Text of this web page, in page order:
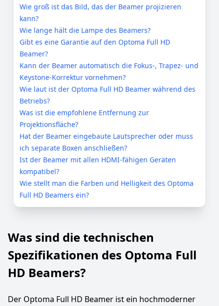
Wie groß ist das Bild, das der Beamer projizieren
kann?
Wie lange hält die Lampe des Beamers?
Gibt es eine Garantie auf den Optoma Full HD
Beamer?
Kann der Beamer automatisch die Fokus-, Trapez- und
Keystone-Korrektur vornehmen?
Wie laut ist der Optoma Full HD Beamer während des
Betriebs?
Was ist die empfohlene Entfernung zur
Projektionsfläche?
Hat der Beamer eingebaute Lautsprecher oder muss
ich separate Boxen anschließen?
Ist der Beamer mit allen HDMI-fähigen Geräten
kompatibel?
Wie stellt man die Farben und Helligkeit des Optoma
Full HD Beamers ein?
Was sind die technischen
Spezifikationen des Optoma Full
HD Beamers?
Der Optoma Full HD Beamer ist ein hochmoderner